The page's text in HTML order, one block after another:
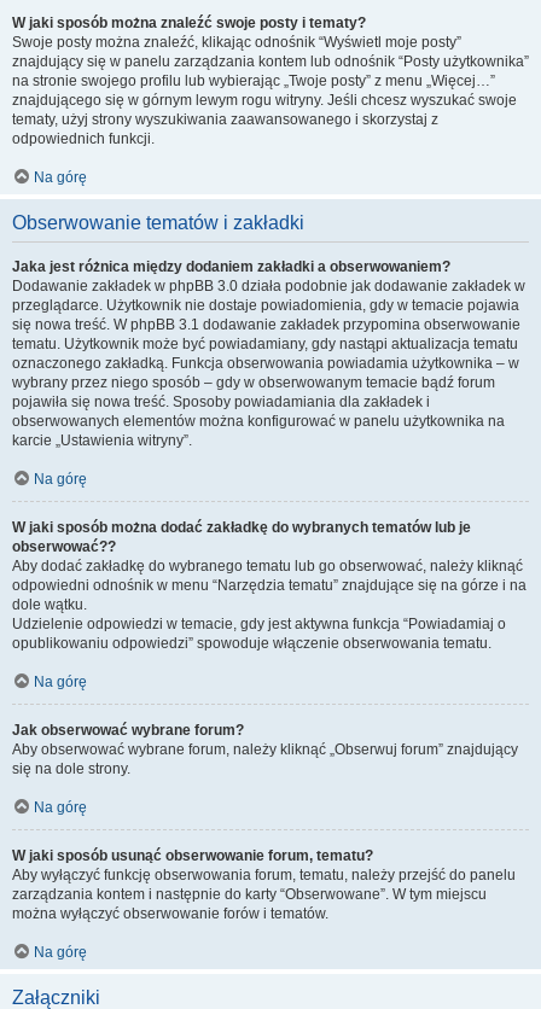
W jaki sposób można znaleźć swoje posty i tematy?
Swoje posty można znaleźć, klikając odnośnik “Wyświetl moje posty”
znajdujący się w panelu zarządzania kontem lub odnośnik “Posty użytkownika”
na stronie swojego profilu lub wybierając „Twoje posty” z menu „Więcej…”
znajdującego się w górnym lewym rogu witryny. Jeśli chcesz wyszukać swoje
tematy, użyj strony wyszukiwania zaawansowanego i skorzystaj z
odpowiednich funkcji.
Na górę
Obserwowanie tematów i zakładki
Jaka jest różnica między dodaniem zakładki a obserwowaniem?
Dodawanie zakładek w phpBB 3.0 działa podobnie jak dodawanie zakładek w
przeglądarce. Użytkownik nie dostaje powiadomienia, gdy w temacie pojawia
się nowa treść. W phpBB 3.1 dodawanie zakładek przypomina obserwowanie
tematu. Użytkownik może być powiadamiany, gdy nastąpi aktualizacja tematu
oznaczonego zakładką. Funkcja obserwowania powiadamia użytkownika – w
wybrany przez niego sposób – gdy w obserwowanym temacie bądź forum
pojawiła się nowa treść. Sposoby powiadamiania dla zakładek i
obserwowanych elementów można konfigurować w panelu użytkownika na
karcie „Ustawienia witryny”.
Na górę
W jaki sposób można dodać zakładkę do wybranych tematów lub je
obserwować??
Aby dodać zakładkę do wybranego tematu lub go obserwować, należy kliknąć
odpowiedni odnośnik w menu “Narzędzia tematu” znajdujące się na górze i na
dole wątku.
Udzielenie odpowiedzi w temacie, gdy jest aktywna funkcja “Powiadamiaj o
opublikowaniu odpowiedzi” spowoduje włączenie obserwowania tematu.
Na górę
Jak obserwować wybrane forum?
Aby obserwować wybrane forum, należy kliknąć „Obserwuj forum” znajdujący
się na dole strony.
Na górę
W jaki sposób usunąć obserwowanie forum, tematu?
Aby wyłączyć funkcję obserwowania forum, tematu, należy przejść do panelu
zarządzania kontem i następnie do karty “Obserwowane”. W tym miejscu
można wyłączyć obserwowanie forów i tematów.
Na górę
Załączniki